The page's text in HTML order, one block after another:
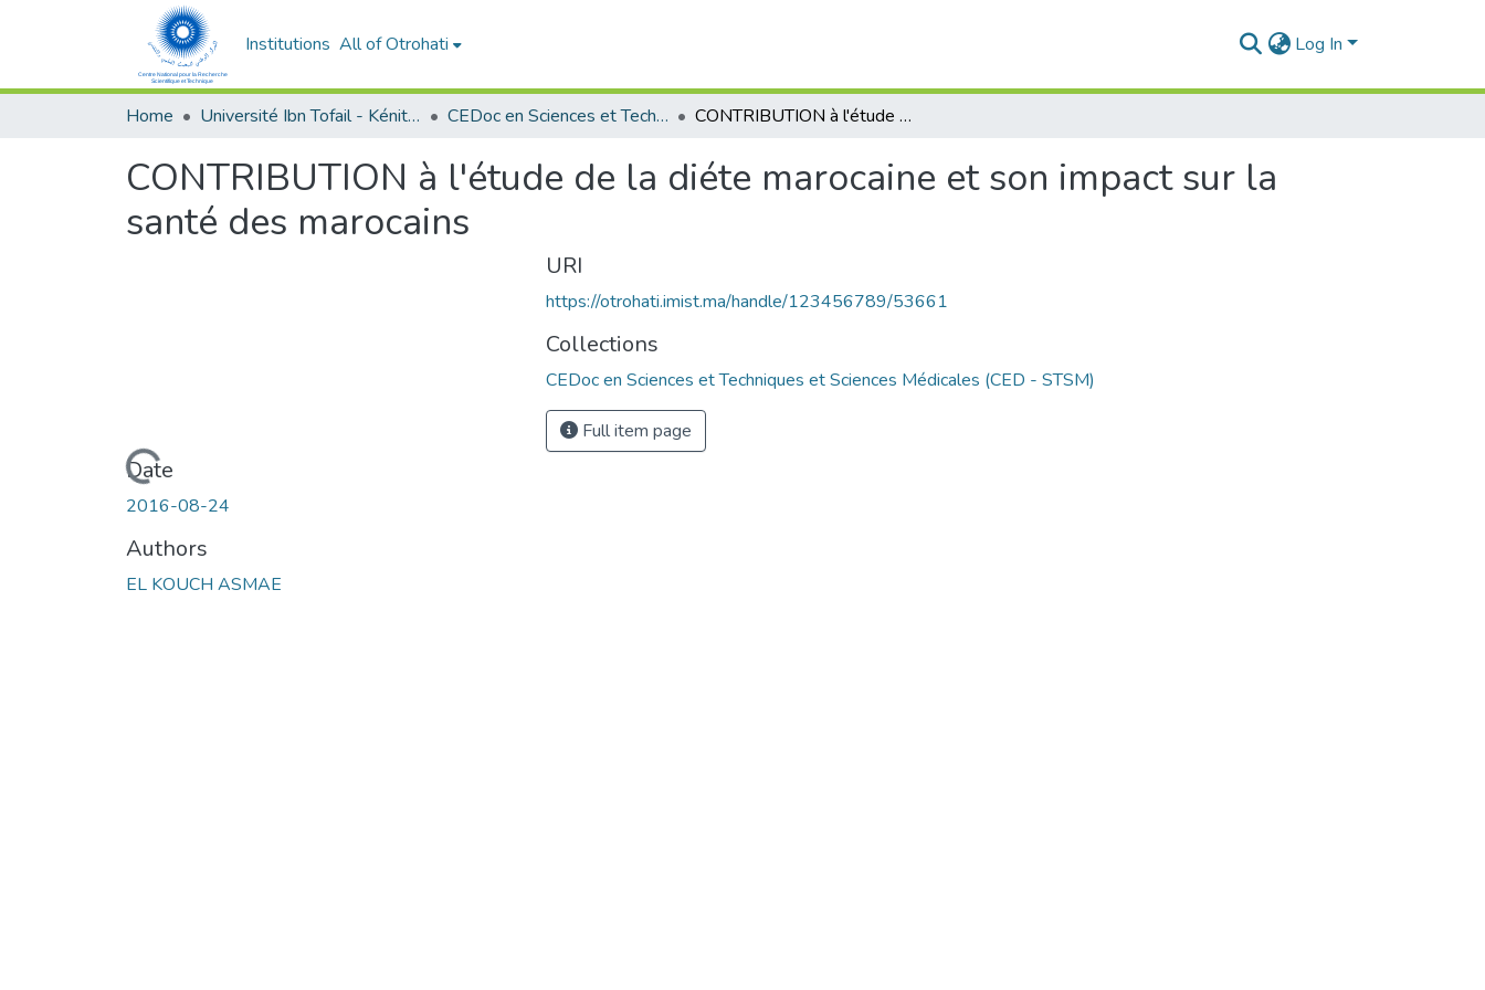
Institutions All of Otrohati Log In
Home Université Ibn Tofail - Kénitra CEDoc en Sciences et Techniques et Sciences Médicales (CED - STSM) CONTRIBUTION à l'étude de la diéte marocaine et son impact sur la santé des marocains
CONTRIBUTION à l'étude de la diéte marocaine et son impact sur la
santé des marocains
Loading...
Date
2016-08-24
Authors
EL KOUCH ASMAE
URI
https://otrohati.imist.ma/handle/123456789/53661
Collections
CEDoc en Sciences et Techniques et Sciences Médicales (CED - STSM)
Full item page